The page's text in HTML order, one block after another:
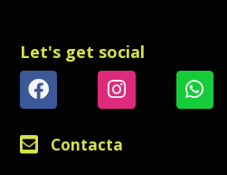
Let's get social
Contacta